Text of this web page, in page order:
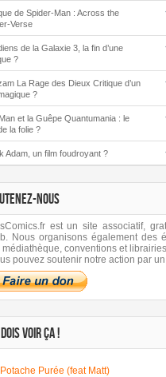
de Spider-Man : Across the
Verse
de la Galaxie 3, la fin d’une
?
La Rage des Dieux Critique d’un
?
et la Guêpe Quantumania : le
la folie ?
Adam, un film foudroyant ?
NOUS
est un site associatif,
Nous organisons également des
médiathèque, conventions et librairies.
pouvez soutenir notre action par un
VOIR ÇA !
Potache Purée (feat Matt)